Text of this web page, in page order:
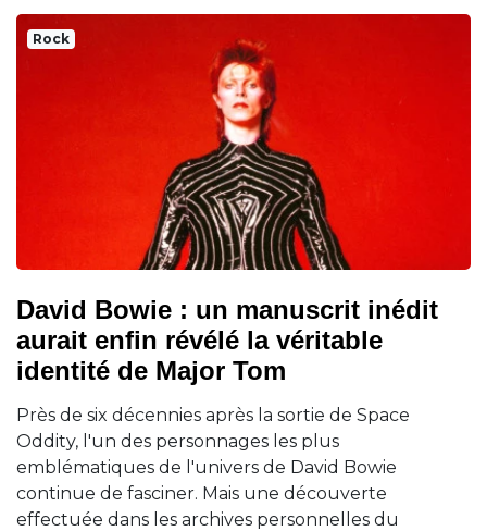
Rock
David Bowie : un manuscrit inédit
aurait enfin révélé la véritable
identité de Major Tom
Près de six décennies après la sortie de Space
Oddity, l'un des personnages les plus
emblématiques de l'univers de David Bowie
continue de fasciner. Mais une découverte
effectuée dans les archives personnelles du